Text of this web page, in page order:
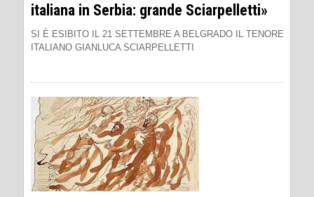
italiana in Serbia: grande Sciarpelletti»
SI È ESIBITO IL 21 SETTEMBRE A BELGRADO IL TENORE
ITALIANO GIANLUCA SCIARPELLETTI